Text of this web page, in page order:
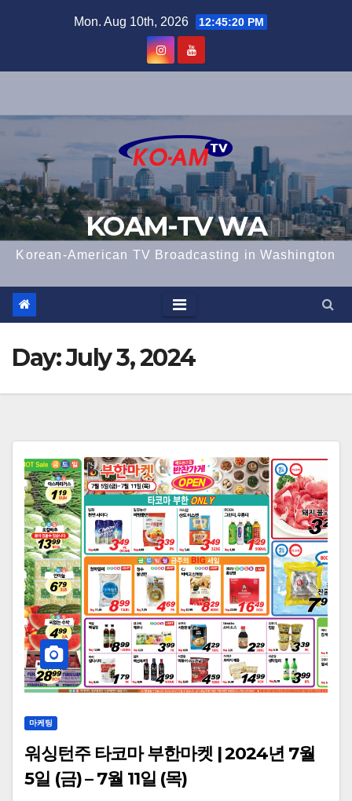
Mon. Aug 10th, 2026 12:45:21 PM
KOAM-TV WA
Korean-American TV Broadcasting in Washington
Day:July 3, 2024
마케팅
워싱턴주 타코마 부한마켓 | 2024년 7월
5일 (금) – 7월 11일 (목)